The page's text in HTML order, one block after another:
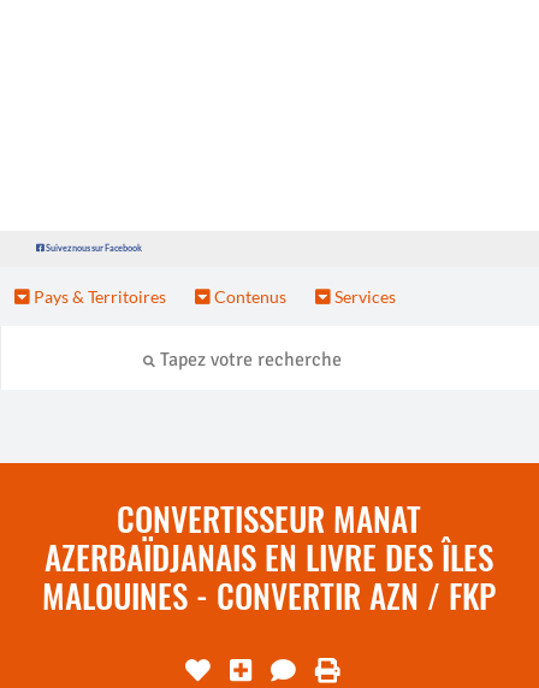
Suivez nous sur Facebook
Pays & Territoires Contenus Services
CONVERTISSEUR MANAT
AZERBAÏDJANAIS EN LIVRE DES ÎLES
MALOUINES - CONVERTIR AZN / FKP